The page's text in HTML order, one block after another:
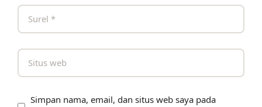
Simpan nama, email, dan situs web saya pada